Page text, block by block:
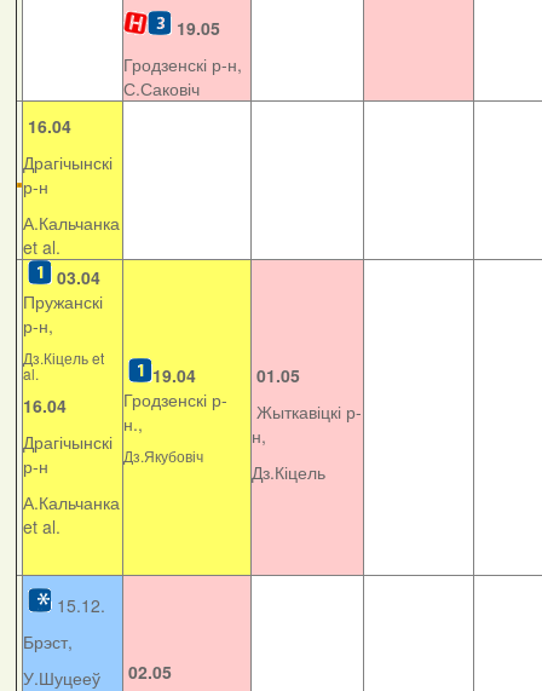
19.05
Гродзенскі р-н,
С.Саковіч
16.04
Драгічынскі
р-н
А.Кальчанка
et al.
03.04
Пружанскі
р-н,
Дз.Кіцель et
al.
16.04
Драгічынскі
р-н
А.Кальчанка
et al.
19.04
Гродзенскі р-
н.,
Дз.Якубовіч
01.05
Жыткавіцкі р-
н,
Дз.Кіцель
15.12.
Брэст,
У.Шуцееў
02.05